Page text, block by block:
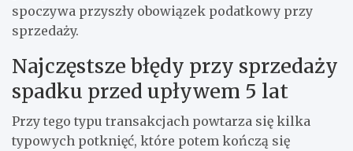
spoczywa przyszły obowiązek podatkowy przy
sprzedaży.
Najczęstsze błędy przy sprzedaży
spadku przed upływem 5 lat
Przy tego typu transakcjach powtarza się kilka
typowych potknięć, które potem kończą się